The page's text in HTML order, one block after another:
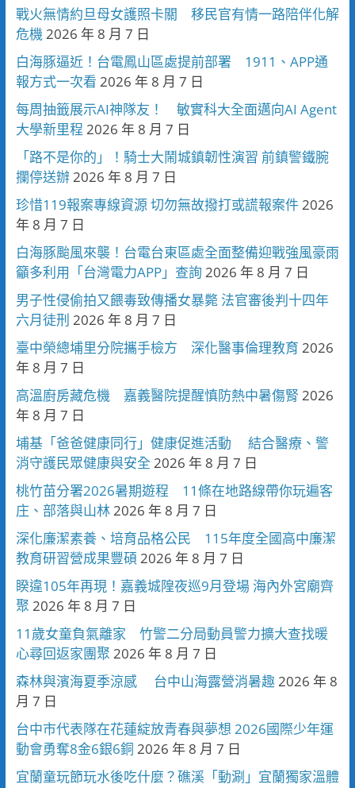
戰火無情約旦母女護照卡關 移民官有情一路陪伴化解
危機2026 年 8 月 7 日
白海豚逼近！台電鳳山區處提前部署 1911、APP通
報方式一次看 2026 年 8 月 7 日
每周抽籤展示AI神隊友！ 敏實科大全面邁向AI Agent
大學新里程 2026 年 8 月 7 日
「路不是你的」！騎士大鬧城鎮韌性演習 前鎮警鐵腕
攔停送辦2026 年 8 月 7 日
珍惜119報案專線資源 切勿無故撥打或謊報案件2026
年 8 月 7 日
白海豚颱風來襲！台電台東區處全面整備迎戰強風豪雨
籲多利用「台灣電力APP」查詢 2026 年 8 月 7 日
男子性侵偷拍又餵毒致傳播女暴斃 法官審後判十四年
六月徒刑 2026 年 8 月 7 日
臺中榮總埔里分院攜手檢方 深化醫事倫理教育 2026
年 8 月 7 日
高溫廚房藏危機 嘉義醫院提醒慎防熱中暑傷腎 2026
年 8 月 7 日
埔基「爸爸健康同行」健康促進活動 結合醫療、警
消守護民眾健康與安全 2026 年 8 月 7 日
桃竹苗分署2026暑期遊程 11條在地路線帶你玩遍客
庄、部落與山林2026 年 8 月 7 日
深化廉潔素養、培育品格公民 115年度全國高中廉潔
教育研習營成果豐碩 2026 年 8 月 7 日
睽違105年再現！嘉義城隍夜巡9月登場 海內外宮廟齊
聚 2026 年 8 月 7 日
11歲女童負氣離家 竹警二分局動員警力擴大查找暖
心尋回返家團聚 2026 年 8 月 7 日
森林與濱海夏季涼感 台中山海露營消暑趣2026 年 8
月 7 日
台中市代表隊在花蓮綻放青春與夢想 2026國際少年運
動會勇奪8金6銀6銅 2026 年 8 月 7 日
宜蘭童玩節玩水後吃什麼？礁溪「動涮」宜蘭獨家溫體